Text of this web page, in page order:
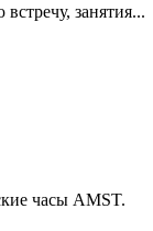
занятия...
часы AMST.